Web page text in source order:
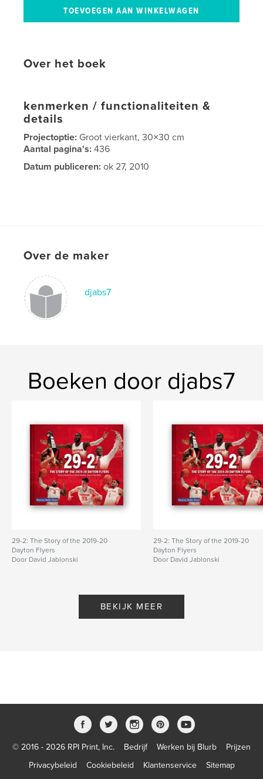
Over het boek
kenmerken / functionaliteiten &
details
Projectoptie: Groot vierkant, 30×30 cm
Aantal pagina's:436
Datum publiceren: ok 27, 2010
Over de maker
djabs7
Boeken door djabs7
29-2: The Story of the 2019-20
Dayton Flyers
Door David Jablonski
29-2: The Story of the 2019-20
Dayton Flyers
Door David Jablonski
BEKIJK MEER
© 2016 - 2026 RPI Print, Inc. Bedrijf Werken bij Blurb
Prijzen
Privacybeleid
Cookiebeleid Klantenservice Sitemap